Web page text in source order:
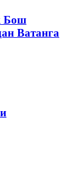
Бош
Ватанга